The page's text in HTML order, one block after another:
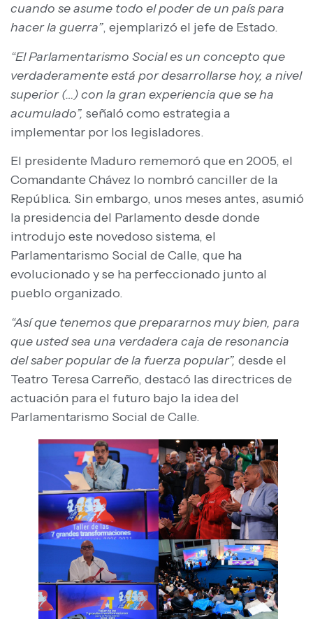
cuando se asume todo el poder de un país para
hacer la guerra”, ejemplarizó el jefe de Estado.
“El Parlamentarismo Social es un concepto que
verdaderamente está por desarrollarse hoy, a nivel
superior (…) con la gran experiencia que se ha
acumulado”, señaló como estrategia a
implementar por los legisladores.
El presidente Maduro rememoró que en 2005, el
Comandante Chávez lo nombró canciller de la
República. Sin embargo, unos meses antes, asumió
la presidencia del Parlamento desde donde
introdujo este novedoso sistema, el
Parlamentarismo Social de Calle, que ha
evolucionado y se ha perfeccionado junto al
pueblo organizado.
“Así que tenemos que prepararnos muy bien, para
que usted sea una verdadera caja de resonancia
del saber popular de la fuerza popular”, desde el
Teatro Teresa Carreño, destacó las directrices de
actuación para el futuro bajo la idea del
Parlamentarismo Social de Calle.